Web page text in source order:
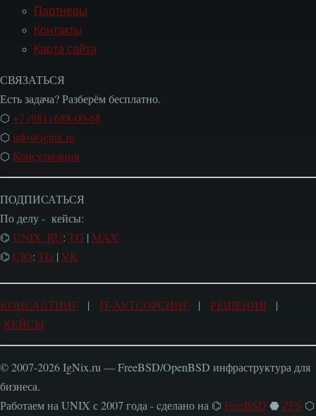
Партнеры
Контакты
Карта сайта
СВЯЗАТЬСЯ
Есть задача? Разберём бесплатно.
⬡ +7 (981) 688-00-68
⬡ info@ignix.ru
⬡ Консультация
ПОДПИСАТЬСЯ
По делу - кейсы:
⌬ UNIX_RU: TG | MAX
⌬ CIO: TG | VK
КОНСАЛТИНГ | IT-АУТСОРСИНГ | РЕШЕНИЯ |
КЕЙСЫ
© 2007-2026 IgNix.ru — FreeBSD/OpenBSD инфраструктура для
бизнеса.
Работаем на UNIX с 2007 года - cделано на ⌬ FreeBSD ⬣ZFS ⬡